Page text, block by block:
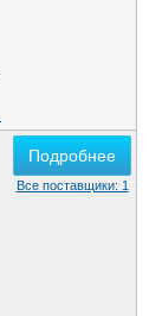
Подробнее
Все поставщики: 1